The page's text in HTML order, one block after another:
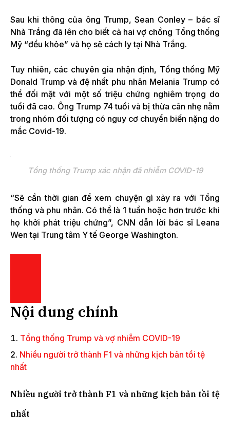
Sau khi thông của ông Trump, Sean Conley – bác sĩ
Nhà Trắng đã lên cho biết cả hai vợ chồng Tổng thống
Mỹ “đều khỏe” và họ sẽ cách ly tại Nhà Trắng.
Tuy nhiên, các chuyên gia nhận định, Tổng thống Mỹ
Donald Trump và đệ nhất phu nhân Melania Trump có
thể đối mặt với một số triệu chứng nghiêm trọng do
tuổi đã cao. Ông Trump 74 tuổi và bị thừa cân nhẹ nằm
trong nhóm đối tượng có nguy cơ chuyển biến nặng do
mắc Covid-19.
Tổng thống Trump xác nhận đã nhiễm COVID-19
“Sẽ cần thời gian để xem chuyện gì xảy ra với Tổng
thống và phu nhân. Có thể là 1 tuần hoặc hơn trước khi
họ khởi phát triệu chứng”, CNN dẫn lời bác sĩ Leana
Wen tại Trung tâm Y tế George Washington.
Nội dung chính
Tổng thống Trump và vợ nhiễm COVID-19
Nhiều người trở thành F1 và những kịch bản tồi tệ
nhất
Nhiều người trở thành F1 và những kịch bản tồi tệ
nhất